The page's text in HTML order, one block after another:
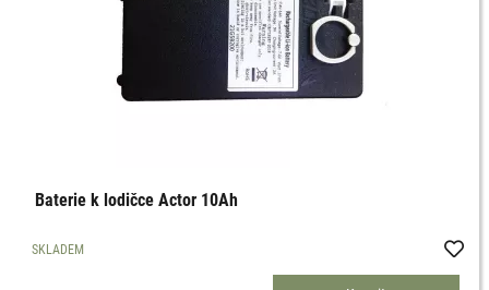
Baterie k lodičce Actor 10Ah
SKLADEM